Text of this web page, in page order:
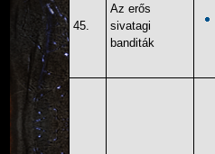
45.
Az erős
sivatagi
banditák